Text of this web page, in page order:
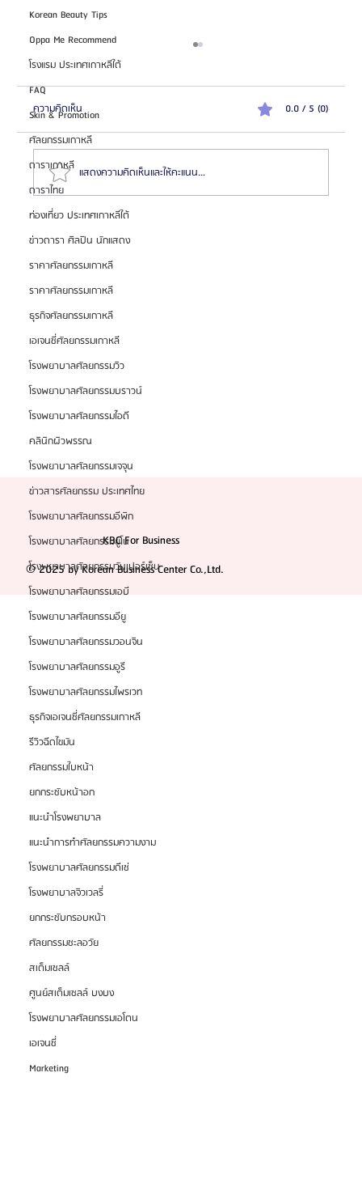
Korean Beauty Tips
Oppa Me Recommend
โรงแรม ประเทศเกาหลีใต้
FAQ
Skin & Promotion
ศัลยกรรมเกาหลี
ดาราเกาหลี
ดาราไทย
ท่องเที่ยว ประเทศเกาหลีใต้
ข่าวดารา ศิลปิน นักแสดง
ราคาศัลยกรรมเกาหลี
ราคาศัลยกรรมเกาหลี
ธุรกิจศัลยกรรมเกาหลี
เอเจนซี่ศัลยกรรมเกาหลี
โรงพยาบาลศัลยกรรมวิว
โรงพยาบาลศัลยกรรมบราวน์
โรงพยาบาลศัลยกรรมไอดี
คลินิกผิวพรรณ
โรงพยาบาลศัลยกรรมเจจุน
ข่าวสารศัลยกรรม ประเทศไทย
โรงพยาบาลศัลยกรรมอีพิก
โรงพยาบาลศัลยกรรมยูโน
โรงพยาบาลศัลยกรรมวันเปอร์เซ็น
โรงพยาบาลศัลยกรรมเอบี
โรงพยาบาลศัลยกรรมอียู
โรงพยาบาลศัลยกรรมวอนจิน
โรงพยาบาลศัลยกรรมอูรี
โรงพยาบาลศัลยกรรมไพรเวท
ธุรกิจเอเจนซี่ศัลยกรรมเกาหลี
รีวิวฉีดไขมัน
ศัลยกรรมใบหน้า
ยกกระชับหน้าอก
แนะนำโรงพยาบาล
แนะนำการทำศัลยกรรมความงาม
โรงพยาบาลศัลยกรรมดีเซ่
โรงพยาบาลจิวเวลรี่
ยกกระชับกรอบหน้า
ศัลยกรรมชะลอวัย
สเต็มเซลล์
ศูนย์สเต็มเซลล์ บงบง
โรงพยาบาลศัลยกรรมเอโตน
เอเจนซี่
Marketing
วิธีการสมัครเซลล์ศัลยกรรมเกาหลี คลินิกชั้นนำกว่า
40++ แห่ง
ความคิดเห็น 0.0 / 5 (0)
แสดงความคิดเห็นและให้คะแนน...
KBC For Business
© 2025 by Korean Business Center Co.,Ltd.